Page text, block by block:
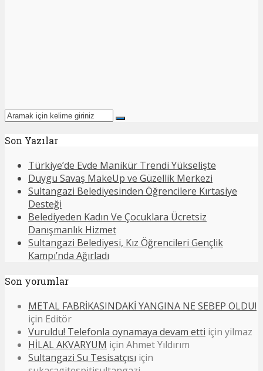
Son Yazılar
Türkiye’de Evde Manikür Trendi Yükselişte
Duygu Savaş MakeUp ve Güzellik Merkezi
Sultangazi Belediyesinden Öğrencilere Kırtasiye
Desteği
Belediyeden Kadın Ve Çocuklara Ücretsiz
Danışmanlık Hizmet
Sultangazi Belediyesi, Kız Öğrencileri Gençlik
Kampı’nda Ağırladı
Son yorumlar
METAL FABRİKASINDAKİ YANGINA NE SEBEP OLDU!
için Editör
Vuruldu! Telefonla oynamaya devam etti için yilmaz
HİLAL AKVARYUM için Ahmet Yıldırım
Sultangazi Su Tesisatçısı için